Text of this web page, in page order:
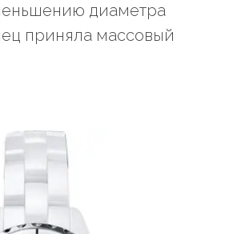
диаметра
приняла массовый